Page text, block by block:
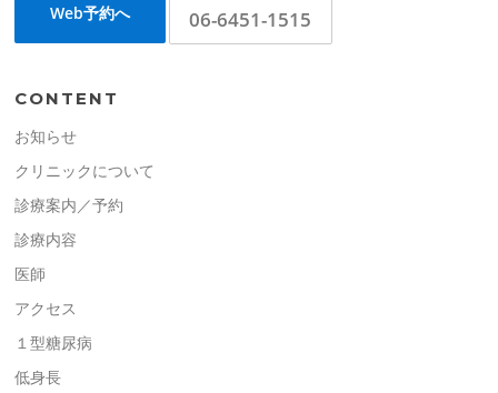
Web予約へ 06-6451-1515
CONTENT
お知らせ
クリニックについて
診療案内／予約
診療内容
医師
アクセス
１型糖尿病
低身長